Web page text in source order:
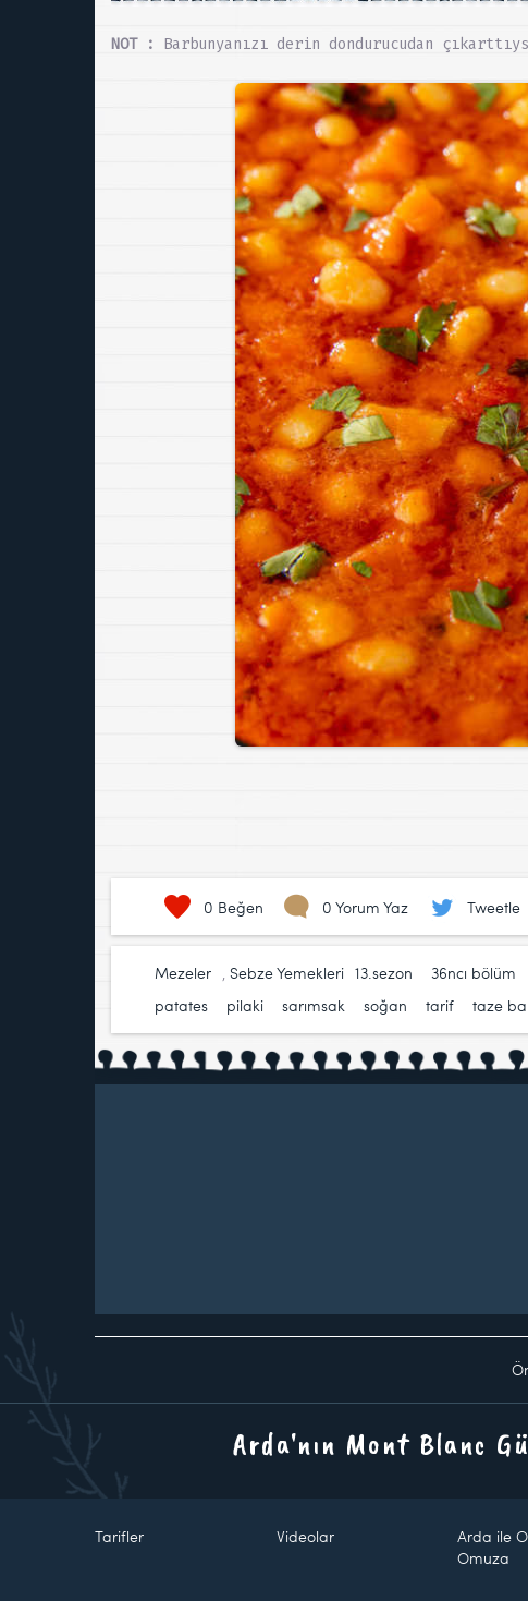
NOT : Barbunyanızı derin dondurucudan
0 Beğen 0 Yorum Yaz Tweetle
Mezeler Sebze Yemekleri 13.sezon 36ncı bölüm
patates
pilaki sarımsak soğan tarif taze
Arda'nın Mont Blanc
Tarifler Videolar
Arda ile
Omuza